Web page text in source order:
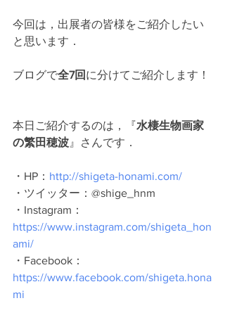
今回は，出展者の皆様をご紹介したい
と思います．
ブログで全7回 に分けてご紹介します！
本日ご紹介するのは，『水棲生物画家
の繁田穂波 』さんです．
・HP： http://shigeta-honami.com/
・ツイッター：@shige_hnm
・Instagram：
https://www.instagram.com/shigeta_hon
ami/
・Facebook：
https://www.facebook.com/shigeta.hona
mi